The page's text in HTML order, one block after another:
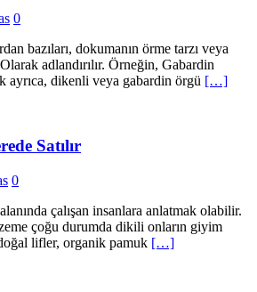
0
bazıları, dokumanın örme tarzı veya
adlandırılır. Örneğin, Gabardin
ayrıca, dikenli veya gabardin örgü […]
Satılır
0
çalışan insanlara anlatmak olabilir.
çoğu durumda dikili onların giyim
lifler, organik pamuk […]